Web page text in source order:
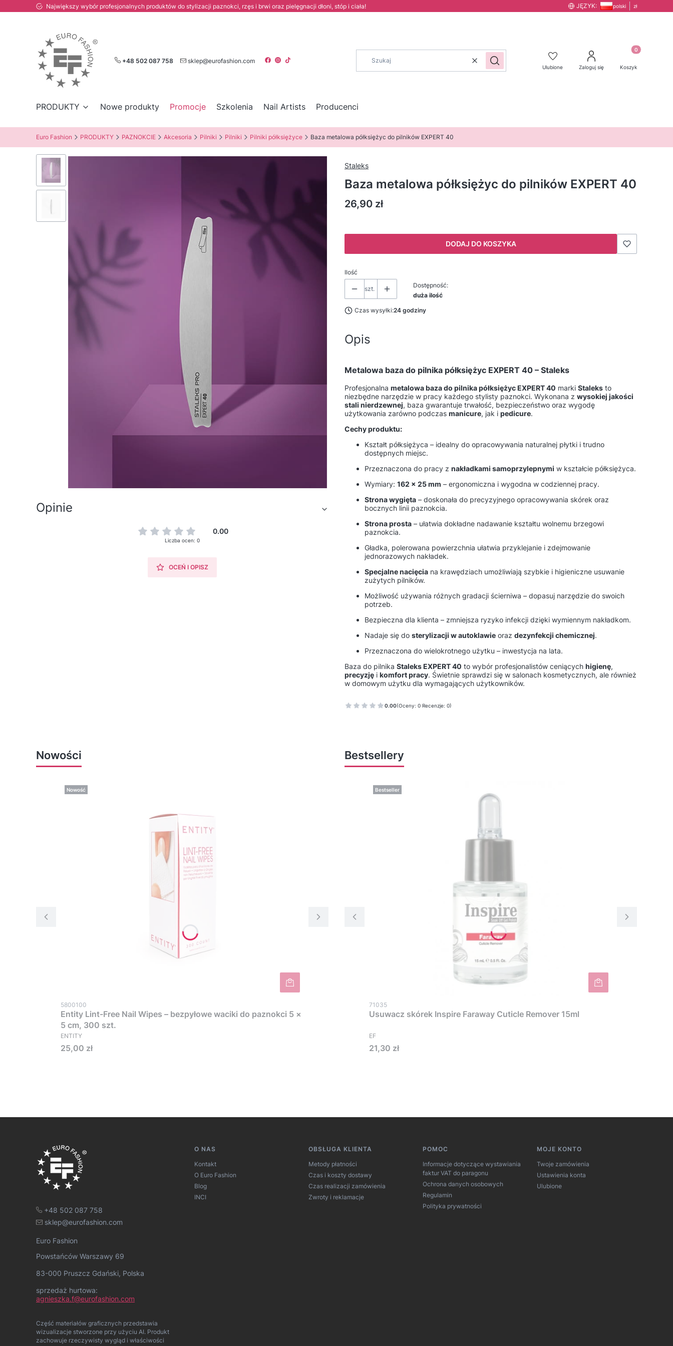
Największy wybór profesjonalnych produktów do stylizacji paznokci, rzęs i brwi oraz pielęgnacji dłoni, stóp i ciała! JĘZYK: polski zł
+48 502 087 758 sklep@eurofashion.com WyczyśćSzukaj Ulubione Zaloguj się
Produkty w
Koszyk
PRODUKTY Nowe produkty Promocje Szkolenia Nail Artists Producenci
Euro Fashion PRODUKTY PAZNOKCIE Akcesoria Pilniki Pilniki Pilniki półksiężyce Baza metalowa półksiężyc do pilników EXPERT 40
Opinie
0.00
Liczba ocen: 0
OCEŃ I OPISZ
Staleks
Baza metalowa półksiężyc do pilników EXPERT 40
Cena
26,90 zł
DODAJ DO KOSZYKA
Ilość
szt.
Dostępność:
duża ilość
Czas wysyłki:24 godziny
Opis
Metalowa baza do pilnika półksiężyc EXPERT 40 – Staleks
Profesjonalna metalowa baza do pilnika półksiężyc EXPERT 40 marki Staleks to
niezbędne narzędzie w pracy każdego stylisty paznokci. Wykonana z wysokiej jakości
stali nierdzewnej, baza gwarantuje trwałość, bezpieczeństwo oraz wygodę
użytkowania zarówno podczas manicure, jak i pedicure.
Cechy produktu:
Kształt półksiężyca – idealny do opracowywania naturalnej płytki i trudno
dostępnych miejsc.
Przeznaczona do pracy z nakładkami samoprzylepnymi w kształcie półksiężyca.
Wymiary: 162 × 25 mm – ergonomiczna i wygodna w codziennej pracy.
Strona wygięta – doskonała do precyzyjnego opracowywania skórek oraz
bocznych linii paznokcia.
Strona prosta – ułatwia dokładne nadawanie kształtu wolnemu brzegowi
paznokcia.
Gładka, polerowana powierzchnia ułatwia przyklejanie i zdejmowanie
jednorazowych nakładek.
Specjalne nacięcia na krawędziach umożliwiają szybkie i higieniczne usuwanie
zużytych pilników.
Możliwość używania różnych gradacji ścierniwa – dopasuj narzędzie do swoich
potrzeb.
Bezpieczna dla klienta – zmniejsza ryzyko infekcji dzięki wymiennym nakładkom.
Nadaje się do sterylizacji w autoklawie oraz dezynfekcji chemicznej.
Przeznaczona do wielokrotnego użytku – inwestycja na lata.
Baza do pilnika Staleks EXPERT 40 to wybór profesjonalistów ceniących higienę,
precyzję i komfort pracy. Świetnie sprawdzi się w salonach kosmetycznych, ale również
w domowym użytku dla wymagających użytkowników.
0.00(Oceny: 0 Recenzje: 0)
Nowości
Nowość
5800100
Entity Lint-Free Nail Wipes – bezpyłowe waciki do paznokci 5 ×
5 cm, 300 szt.
ENTITY
Cena
25,00 zł
Bestsellery
Bestseller
71035
Usuwacz skórek Inspire Faraway Cuticle Remover 15ml
EF
Cena
21,30 zł
+48 502 087 758
sklep@eurofashion.com
Euro Fashion
Powstańców Warszawy 69
83-000 Pruszcz Gdański, Polska
sprzedaż hurtowa:
agnieszka.f@eurofashion.com
Część materiałów graficznych przedstawia
wizualizacje stworzone przy użyciu AI. Produkt
zachowuje rzeczywisty wygląd i właściwości
Linki w stopce
O NAS
Kontakt
O Euro Fashion
Blog
INCI
OBSŁUGA KLIENTA
Metody płatności
Czas i koszty dostawy
Czas realizacji zamówienia
Zwroty i reklamacje
POMOC
Informacje dotyczące wystawiania
faktur VAT do paragonu
Ochrona danych osobowych
Regulamin
Polityka prywatności
MOJE KONTO
Twoje zamówienia
Ustawienia konta
Ulubione